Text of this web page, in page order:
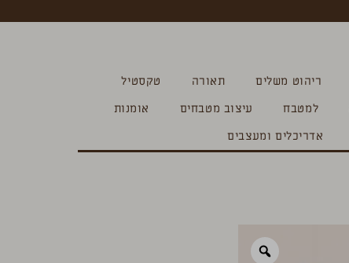
ריהוט משלים תאורה
טקסטיל
למטבח עיצוב מטבחים
אומנות
אדריכלים ומעצבים